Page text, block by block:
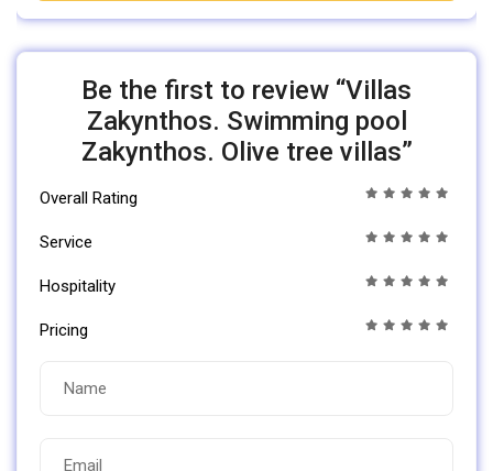
Be the first to review “Villas
Zakynthos. Swimming pool
Zakynthos. Olive tree villas”
Overall Rating
Service
Hospitality
Pricing